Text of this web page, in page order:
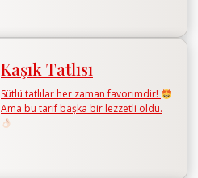
Kaşık Tatlısı
Sütlü tatlılar her zaman favorimdir!
Ama bu tarif başka bir lezzetli oldu.